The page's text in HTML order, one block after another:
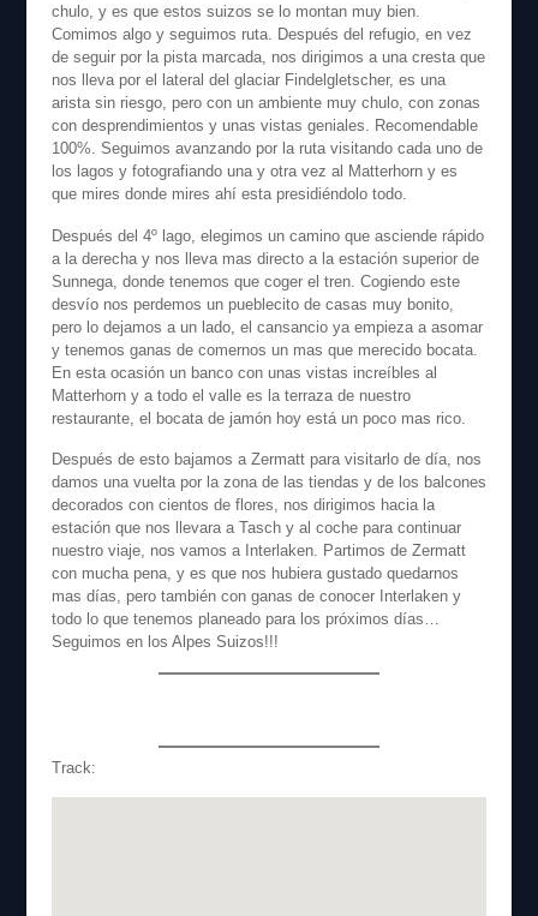
chulo, y es que estos suizos se lo montan muy bien.
Comimos algo y seguimos ruta. Después del refugio, en vez
de seguir por la pista marcada, nos dirigimos a una cresta que
nos lleva por el lateral del glaciar Findelgletscher, es una
arista sin riesgo, pero con un ambiente muy chulo, con zonas
con desprendimientos y unas vistas geniales. Recomendable
100%. Seguimos avanzando por la ruta visitando cada uno de
los lagos y fotografiando una y otra vez al Matterhorn y es
que mires donde mires ahí esta presidiéndolo todo.
Después del 4º lago, elegimos un camino que asciende rápido
a la derecha y nos lleva mas directo a la estación superior de
Sunnega, donde tenemos que coger el tren. Cogiendo este
desvío nos perdemos un pueblecito de casas muy bonito,
pero lo dejamos a un lado, el cansancio ya empieza a asomar
y tenemos ganas de comernos un mas que merecido bocata.
En esta ocasión un banco con unas vistas increíbles al
Matterhorn y a todo el valle es la terraza de nuestro
restaurante, el bocata de jamón hoy está un poco mas rico.
Después de esto bajamos a Zermatt para visitarlo de día, nos
damos una vuelta por la zona de las tiendas y de los balcones
decorados con cientos de flores, nos dirigimos hacia la
estación que nos llevara a Tasch y al coche para continuar
nuestro viaje, nos vamos a Interlaken. Partimos de Zermatt
con mucha pena, y es que nos hubiera gustado quedarnos
mas días, pero también con ganas de conocer Interlaken y
todo lo que tenemos planeado para los próximos días…
Seguimos en los Alpes Suizos!!!
Track: